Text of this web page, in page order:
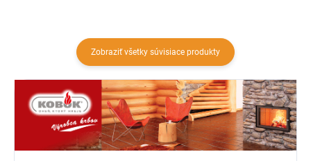
Zobraziť všetky súvisiace produkty